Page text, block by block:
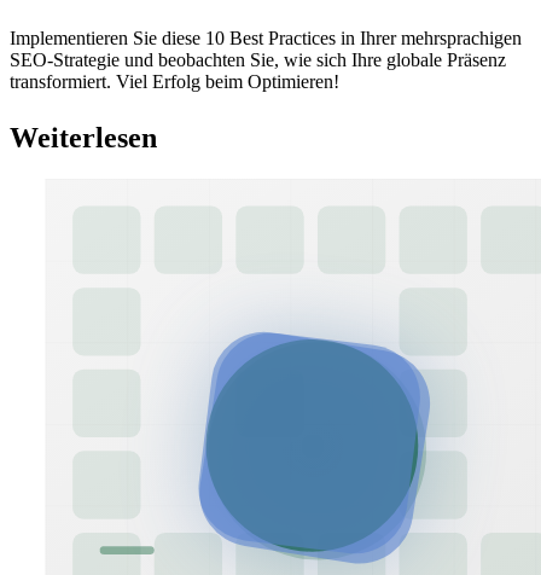
Implementieren Sie diese 10 Best Practices in Ihrer mehrsprachigen
SEO-Strategie und beobachten Sie, wie sich Ihre globale Präsenz
transformiert. Viel Erfolg beim Optimieren!
Weiterlesen